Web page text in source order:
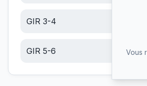
GIR 3-4
GIR 5-6
Vous